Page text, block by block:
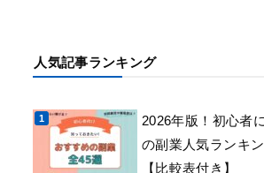
人気記事ランキング
2026年版！初心者
の副業人気ランキ
【比較表付き】